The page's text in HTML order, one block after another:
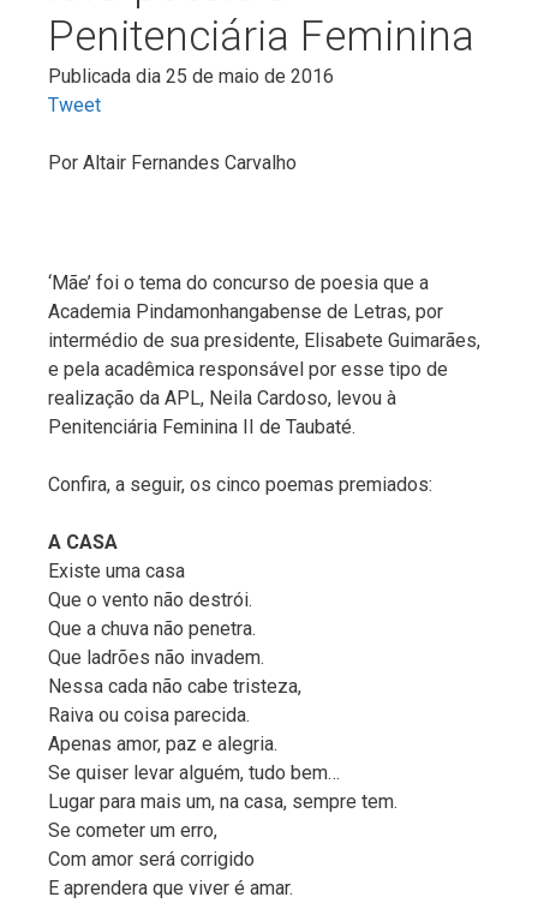
Penitenciária Feminina
Publicada dia 25 de maio de 2016
Tweet
Por Altair Fernandes Carvalho
‘Mãe’ foi o tema do concurso de poesia que a
Academia Pindamonhangabense de Letras, por
intermédio de sua presidente, Elisabete Guimarães,
e pela acadêmica responsável por esse tipo de
realização da APL, Neila Cardoso, levou à
Penitenciária Feminina II de Taubaté.
Confira, a seguir, os cinco poemas premiados:
A CASA
Existe uma casa
Que o vento não destrói.
Que a chuva não penetra.
Que ladrões não invadem.
Nessa cada não cabe tristeza,
Raiva ou coisa parecida.
Apenas amor, paz e alegria.
Se quiser levar alguém, tudo bem…
Lugar para mais um, na casa, sempre tem.
Se cometer um erro,
Com amor será corrigido
E aprendera que viver é amar.